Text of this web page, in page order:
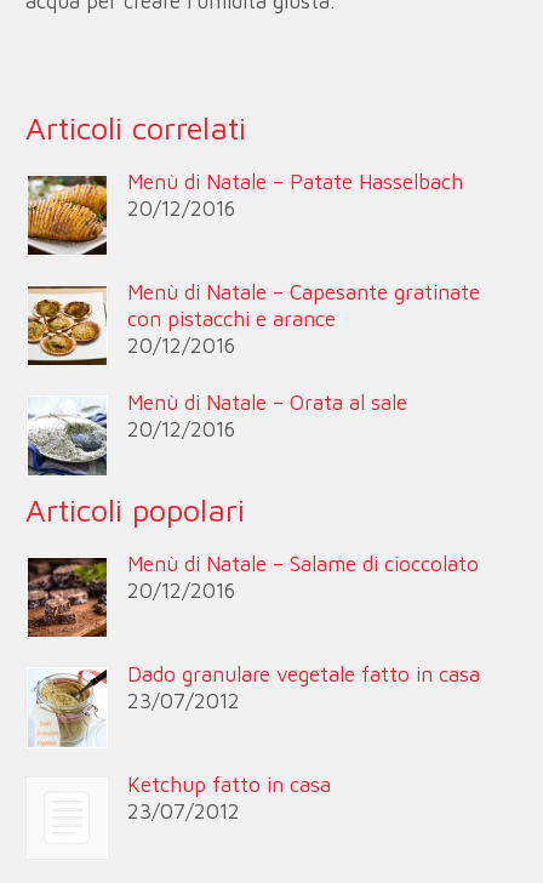
Articoli correlati
Menù di Natale – Patate Hasselbach
20/12/2016
Menù di Natale – Capesante gratinate
con pistacchi e arance
20/12/2016
Menù di Natale – Orata al sale
20/12/2016
Articoli popolari
Menù di Natale – Salame di cioccolato
20/12/2016
Dado granulare vegetale fatto in casa
23/07/2012
Ketchup fatto in casa
23/07/2012